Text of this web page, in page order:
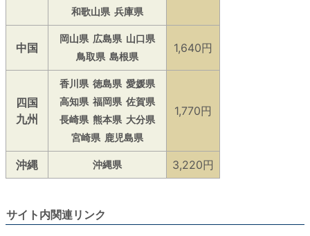
和歌山県 兵庫県
中国
岡山県 広島県 山口県
鳥取県 島根県
1,640円
四国
九州
香川県 徳島県 愛媛県
高知県 福岡県 佐賀県
長崎県 熊本県 大分県
宮崎県 鹿児島県
1,770円
沖縄 沖縄県 3,220円
サイト内関連リンク